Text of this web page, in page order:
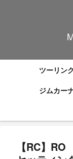
ツーリン
ジムカー
【RC】